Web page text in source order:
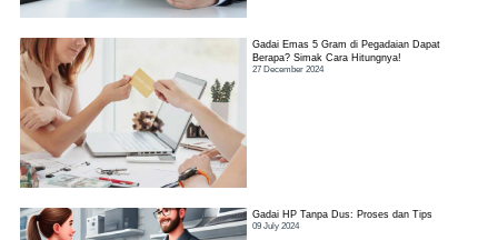
Gadai Emas 5 Gram di Pegadaian Dapat
Berapa? Simak Cara Hitungnya!
27 December 2024
Gadai HP Tanpa Dus: Proses dan Tips
09 July 2024